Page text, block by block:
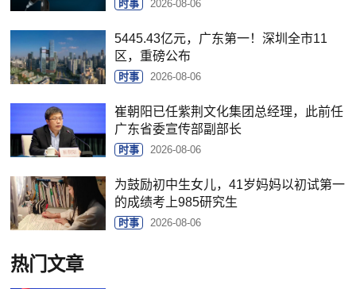
时事 2026-08-06
5445.43亿元，广东第一！深圳全市11
区，重磅公布
时事 2026-08-06
崔朝阳已任紫荆文化集团总经理，此前任
广东省委宣传部副部长
时事 2026-08-06
为鼓励初中生女儿，41岁妈妈以初试第一
的成绩考上985研究生
时事 2026-08-06
热门文章